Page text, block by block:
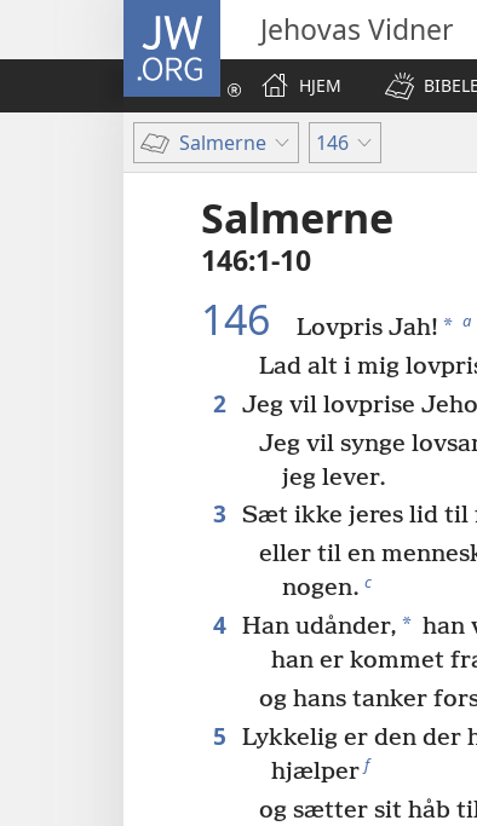
JW.ORG Jehovas Vidner
HJEM
Salmerne 146
Salmerne
146:1-10
146 Lovpris Jah! * a
Lad alt i mig
2 Jeg vil lovprise
Jeg vil synge
jeg lever.
3 Sæt ikke jeres lid til
eller til en
nogen. c
4 Han udånder, * han
han er kommet
og hans tanker
5
Lykkelig er den der
hjælper f
og sætter sit håb